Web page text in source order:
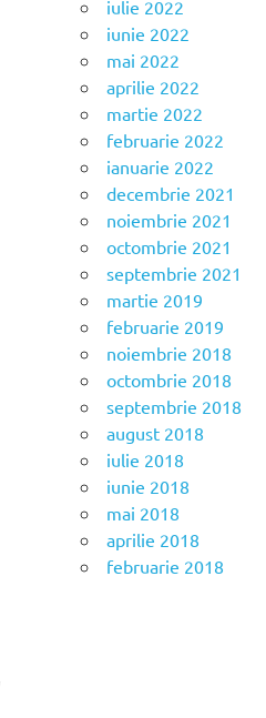
iulie 2022
iunie 2022
mai 2022
aprilie 2022
martie 2022
februarie 2022
ianuarie 2022
decembrie 2021
noiembrie 2021
octombrie 2021
septembrie 2021
martie 2019
februarie 2019
noiembrie 2018
octombrie 2018
septembrie 2018
august 2018
iulie 2018
iunie 2018
mai 2018
aprilie 2018
februarie 2018